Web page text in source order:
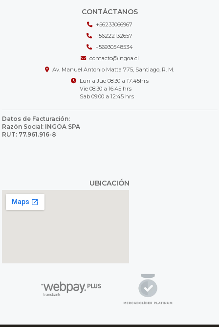
CONTÁCTANOS
+56233066967
+56222132657
+56930548534
contacto@ingoa.cl
Av. Manuel Antonio Matta 775, Santiago, R. M.
Lun a Jue 08:30 a 17:45hrs
Vie 08:30 a 16:45 hrs
Sab 09:00 a 12:45 hrs
Datos de Facturación:
Razón Social: INGOA SPA
RUT: 77.961.916-8
UBICACIÓN